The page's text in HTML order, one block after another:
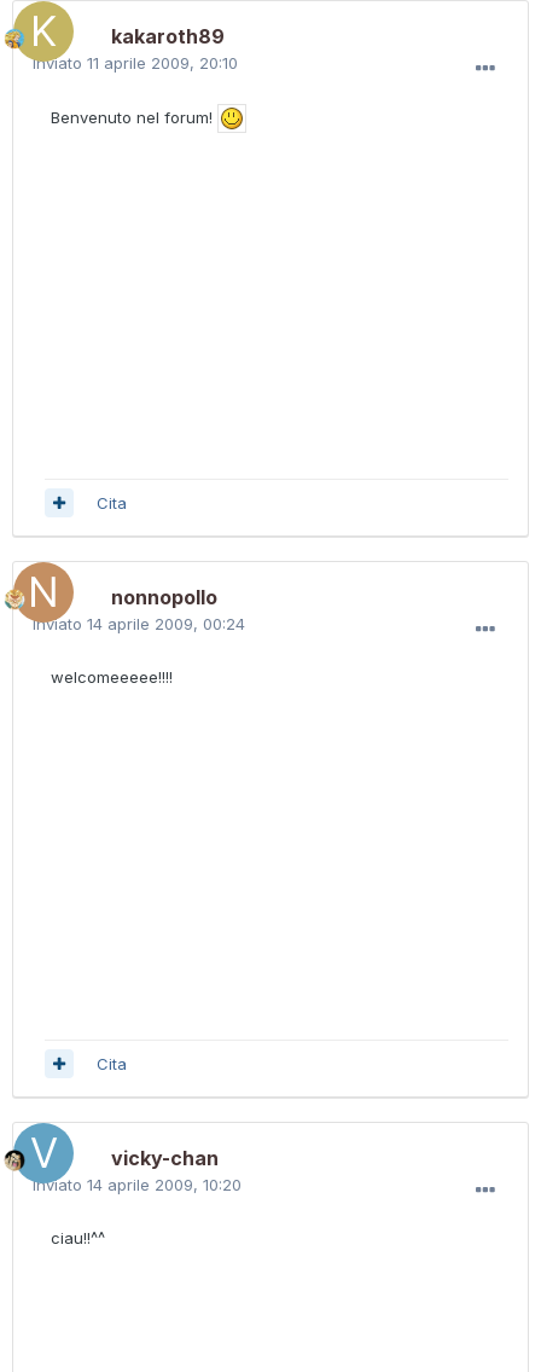
kakaroth89
Inviato 11 aprile 2009, 20:10
Benvenuto nel forum!
Cita
nonnopollo
Inviato 14 aprile 2009, 00:24
welcomeeeee!!!!
Cita
vicky-chan
Inviato 14 aprile 2009, 10:20
ciau!!^^